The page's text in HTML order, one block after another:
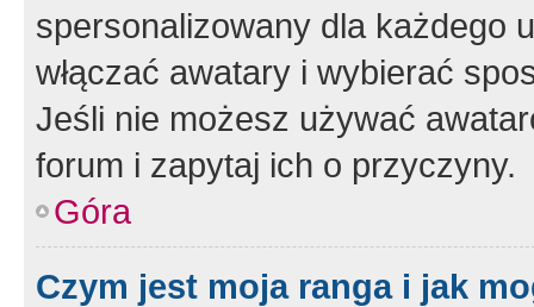
spersonalizowany dla każdego
włączać awatary i wybierać
Jeśli nie możesz używać
forum i zapytaj ich o przyczyny.
Góra
Czym jest moja ranga i jak